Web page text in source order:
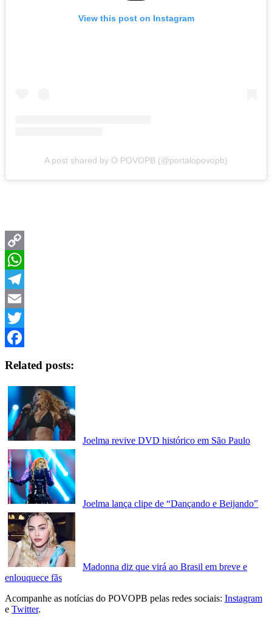
View this post on Instagram
A post shared by O POVOPB (@portalopovopb)
Copy
Link
WhatsApp
Telegram
Email
Twitter
Related posts:
Joelma revive DVD histórico em São Paulo
Joelma lança clipe de “Dançando e Beijando”
Madonna diz que virá ao Brasil em breve e
enlouquece fãs
Acompanhe as notícias do POVOPB pelas redes sociais: Instagram
e Twitter.